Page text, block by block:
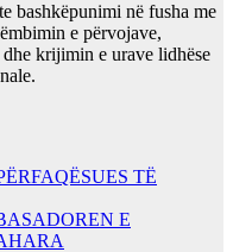
bashkëpunimi në fusha me
e përvojave,
dhe krijimin e urave lidhëse
TË
E